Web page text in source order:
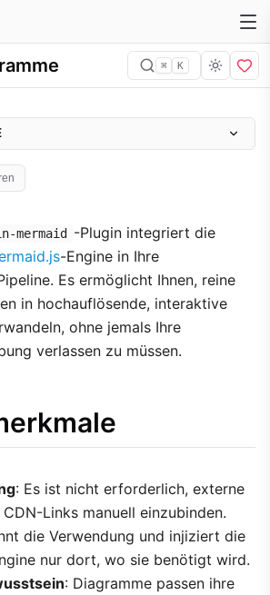
⌘ K
mermaid
-Plugin integriert die
-Engine in Ihre
Es ermöglicht Ihnen, reine
in hochauflösende, interaktive
ohne jemals Ihre
verlassen zu müssen.
: Es ist nicht erforderlich, externe
Links manuell einzubinden.
die Verwendung und injiziert die
nur dort, wo sie benötigt wird.
: Diagramme passen ihre
Diagramme
& Icons